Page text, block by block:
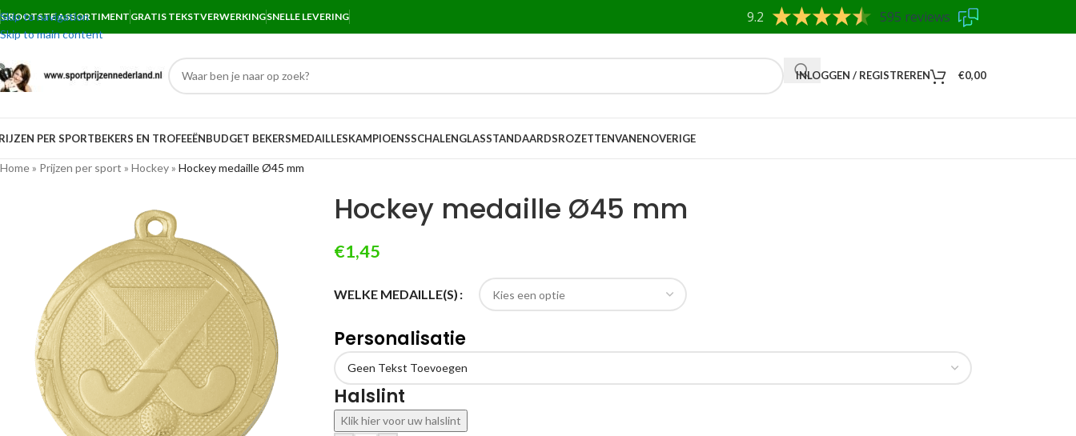
Skip to navigation
Skip to main content
GROOTSTE ASSORTIMENT GRATIS TEKSTVERWERKINGSNELLE LEVERING 9.2 595 reviews
INLOGGEN / REGISTREREN €0,00
PER SPORTBEKERS EN TROFEEËNBUDGET BEKERSMEDAILLESKAMPIOENSSCHALENGLASSTANDAARDSROZETTENVANENOVERIGE
Home» Prijzen per sport » Hockey» Hockey medaille Ø45 mm
Hockey medaille Ø45 mm
€1,45
WELKE MEDAILLE(S)
Personalisatie
Halslint
Klik hier voor uw halslint